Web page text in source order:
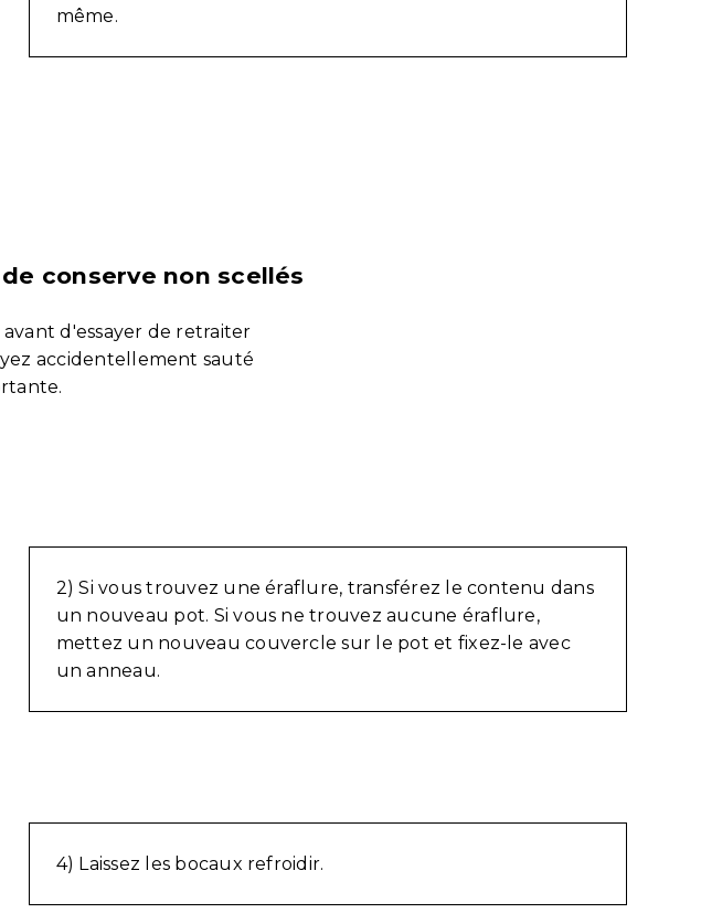
même.
conserve non scellés
avant d'essayer de retraiter
accidentellement sauté
2) Si vous trouvez une éraflure, transférez le contenu dans
un nouveau pot. Si vous ne trouvez aucune éraflure,
mettez un nouveau couvercle sur le pot et fixez-le avec
un anneau.
4) Laissez les bocaux refroidir.